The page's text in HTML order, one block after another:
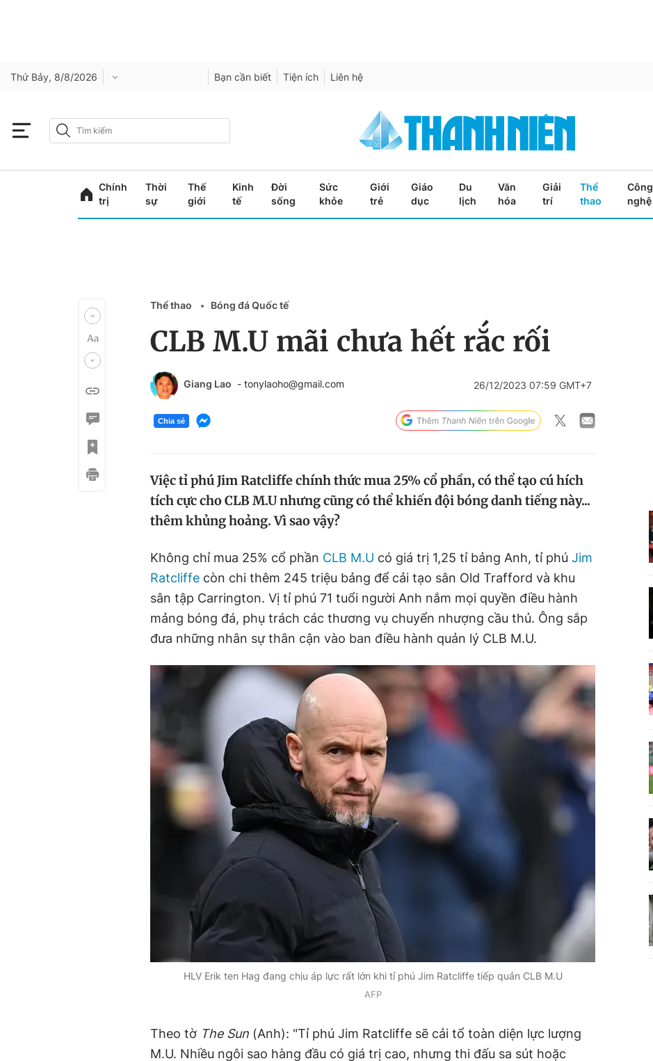
Thứ Bảy, 8/8/2026 Bạn cần biết Tiện ích Liên hệ
Chính
trị
Thời
sự
Thế
giới
Kinh
tế
Đời
sống
Sức
khỏe
Giới
trẻ
Giáo
dục
Du
lịch
Văn
hóa
Giải
trí
Thể
thao
Công
nghệ
Thể thao Bóng đá Quốc tế
CLB M.U mãi chưa hết rắc rối
Giang Lao - tonylaoho@gmail.com 26/12/2023 07:59 GMT+7
Chia sẻ
Việc tỉ phú Jim Ratcliffe chính thức mua 25% cổ phần, có thể tạo cú hích
tích cực cho CLB M.U nhưng cũng có thể khiến đội bóng danh tiếng này...
thêm khủng hoảng. Vì sao vậy?
Không chỉ mua 25% cổ phần CLB M.U có giá trị 1,25 tỉ bảng Anh, tỉ phú Jim
Ratcliffe còn chi thêm 245 triệu bảng để cải tạo sân Old Trafford và khu
sân tập Carrington. Vị tỉ phú 71 tuổi người Anh nắm mọi quyền điều hành
mảng bóng đá, phụ trách các thương vụ chuyển nhượng cầu thủ. Ông sắp
đưa những nhân sự thân cận vào ban điều hành quản lý CLB M.U.
HLV Erik ten Hag đang chịu áp lực rất lớn khi tỉ phú Jim Ratcliffe tiếp quản CLB M.U
AFP
Theo tờ The Sun (Anh): "Tỉ phú Jim Ratcliffe sẽ cải tổ toàn diện lực lượng
M.U. Nhiều ngôi sao hàng đầu có giá trị cao, nhưng thi đấu sa sút hoặc